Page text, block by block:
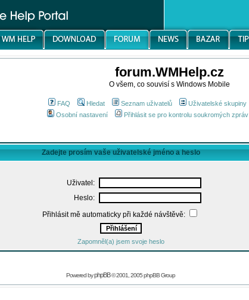
forum.WMHelp.cz
O všem, co souvisí s Windows Mobile
FAQ Hledat Seznam uživatelů Uživatelské skupiny
Osobní nastavení
Přihlásit se pro kontrolu soukromých zpráv
Zadejte prosím vaše uživatelské jméno a heslo
Uživatel:
Heslo:
Přihlásit mě automaticky při každé návštěvě:
Zapomněl(a) jsem svoje heslo
Powered byphpBB© 2001, 2005 phpBB Group